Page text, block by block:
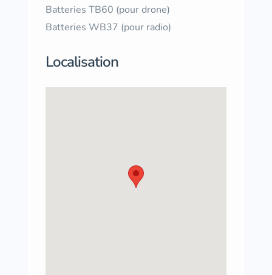
Batteries TB60 (pour drone)
Batteries WB37 (pour radio)
Localisation